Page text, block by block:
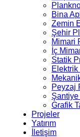
Bina
Zemin
Şehir
Mimari
İç
Statik
Peyzaj
Grafik
Projeler
Yatırım
İletişim